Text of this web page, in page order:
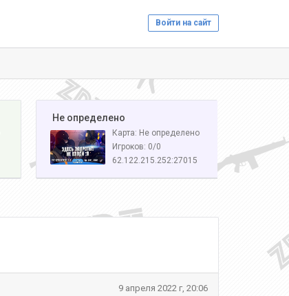
Войти на сайт
️ Не определено
Карта: Не определено
Игроков: 0/0
62.122.215.252:27015
9 апреля 2022 г, 20:06